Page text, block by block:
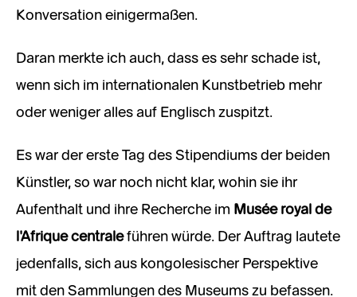
Konversation einigermaßen.
Daran merkte ich auch, dass es sehr schade ist,
wenn sich im internationalen Kunstbetrieb mehr
oder weniger alles auf Englisch zuspitzt.
Es war der erste Tag des Stipendiums der beiden
Künstler, so war noch nicht klar, wohin sie ihr
Aufenthalt und ihre Recherche im Musée royal de
l’Afrique centraleführen würde. Der Auftrag lautete
jedenfalls, sich aus kongolesischer Perspektive
mit den Sammlungen des Museums zu befassen.